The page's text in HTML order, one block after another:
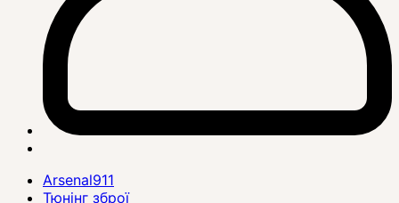
Arsenal911
Тюнінг зброї